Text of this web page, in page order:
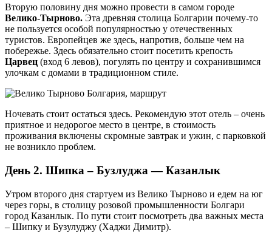
Вторую половину дня можно провести в самом городе
Велико-Тырново. Эта древняя столица Болгарии почему-то
не пользуется особой популярностью у отечественных
туристов. Европейцев же здесь, напротив, больше чем на
побережье. Здесь обязательно стоит посетить крепость
Царвец (вход 6 левов), погулять по центру и сохранившимся
улочкам с домами в традиционном стиле.
Ночевать стоит остаться здесь. Рекомендую этот отель – очень
приятное и недорогое место в центре, в стоимость
проживания включены скромные завтрак и ужин, с парковкой
не возникло проблем.
День 2. Шипка – Бузлуджа — Казанлык
Утром второго дня стартуем из Велико Тырново и едем на юг
через горы, в столицу розовой промышленности Болгари
город Казанлык. По пути стоит посмотреть два важных места
– Шипку и Бузулуджу (Хаджи Димитр).